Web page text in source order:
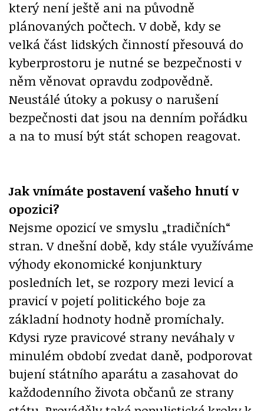
který není ještě ani na původně
plánovaných počtech. V době, kdy se
velká část lidských činností přesouvá do
kyberprostoru je nutné se bezpečnosti v
něm věnovat opravdu zodpovědně.
Neustálé útoky a pokusy o narušení
bezpečnosti dat jsou na denním pořádku
a na to musí být stát schopen reagovat.
Jak vnímáte postavení vašeho hnutí v
opozici?
Nejsme opozicí ve smyslu „tradičních“
stran. V dnešní době, kdy stále využíváme
výhody ekonomické konjunktury
posledních let, se rozpory mezi levicí a
pravicí v pojetí politického boje za
základní hodnoty hodně promíchaly.
Kdysi ryze pravicové strany neváhaly v
minulém období zvedat daně, podporovat
bujení státního aparátu a zasahovat do
každodenního života občanů ze strany